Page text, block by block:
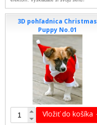
3D pohľadnica Christmas
Puppy No.01
Vložiť do košíka